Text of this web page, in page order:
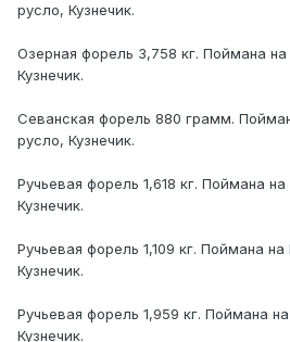
русло, Кузнечик.
Озерная форель 3,758 кг. Поймана
Кузнечик.
Севанская форель 880 грамм.
русло, Кузнечик.
Ручьевая форель 1,618 кг. Поймана
Кузнечик.
Ручьевая форель 1,109 кг. Поймана
Кузнечик.
Ручьевая форель 1,959 кг. Поймана
Кузнечик.